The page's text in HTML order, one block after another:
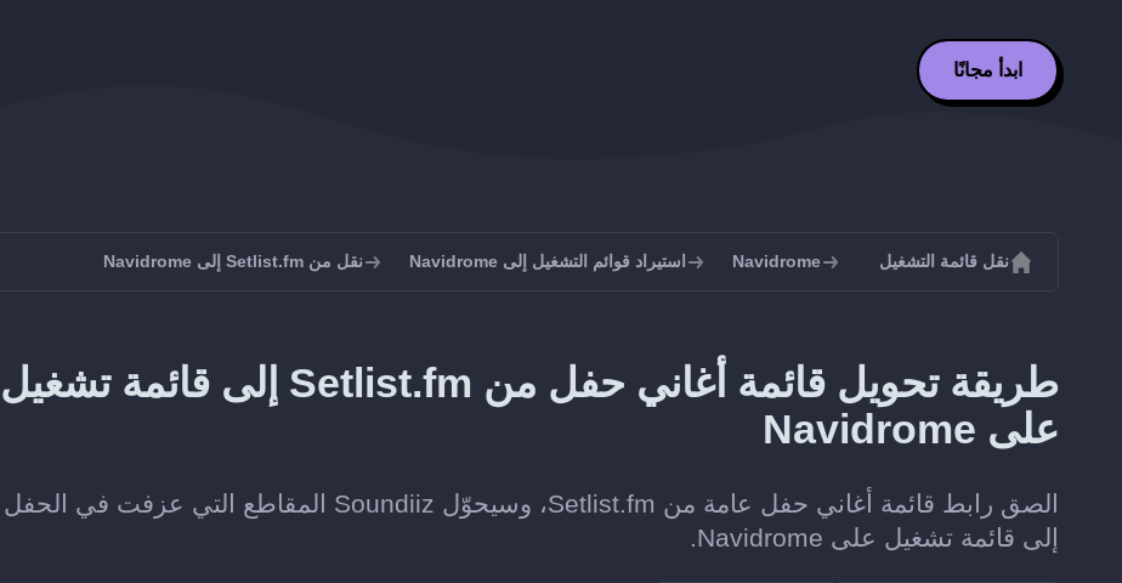
ابدأ مجانًا
نقل قائمة التشغيل Navidrome استيراد قوائم التشغيل إلى Navidrome نقل من Setlist.fm إلى Navidrome
طريقة تحويل قائمة أغاني حفل من Setlist.fm إلى قائمة تشغيل
على Navidrome
الصق رابط قائمة أغاني حفل عامة من Setlist.fm، وسيحوّل Soundiiz المقاطع التي عزفت في الحفل
إلى قائمة تشغيل على Navidrome.